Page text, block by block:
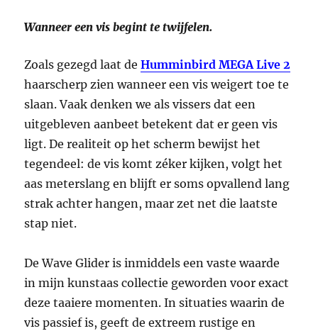
Wanneer een vis begint te twijfelen.
Zoals gezegd laat deHumminbird MEGA Live 2
haarscherp zien wanneer een vis weigert toe te
slaan. Vaak denken we als vissers dat een
uitgebleven aanbeet betekent dat er geen vis
ligt. De realiteit op het scherm bewijst het
tegendeel: de vis komt zéker kijken, volgt het
aas meterslang en blijft er soms opvallend lang
strak achter hangen, maar zet net die laatste
stap niet.
De Wave Glider is inmiddels een vaste waarde
in mijn kunstaas collectie geworden voor exact
deze taaiere momenten. In situaties waarin de
vis passief is, geeft de extreem rustige en